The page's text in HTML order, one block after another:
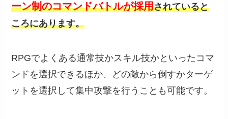
ーン制のコマンドバトルが採用されていると
ころにあります。
RPGでよくある通常技かスキル技かといったコマ
ンドを選択できるほか、どの敵から倒すかターゲ
ットを選択して集中攻撃を行うことも可能です。